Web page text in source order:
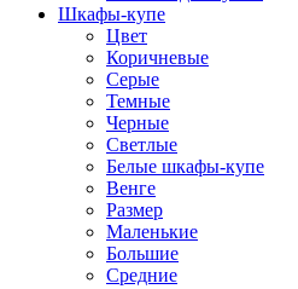
Шкафы-купе
Цвет
Коричневые
Серые
Темные
Черные
Светлые
Белые шкафы-купе
Венге
Размер
Маленькие
Большие
Средние